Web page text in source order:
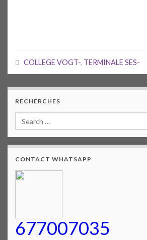
COLLEGE VOGT-, TERMINALE SES-
RECHERCHES
CONTACT WHATSAPP
677007035